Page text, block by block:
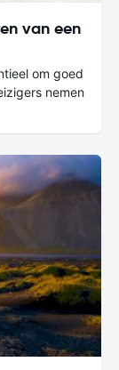
van een
om goed
nemen